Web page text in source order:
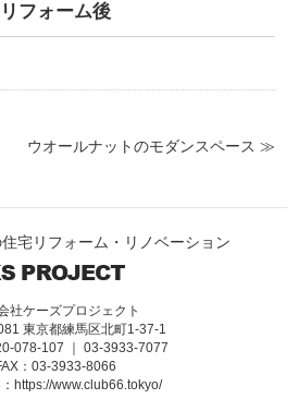
リフォーム後
ウオールナットのモダンスペース ≫
宅リフォーム・リノベーション
社ケーズプロジェクト
東京都練馬区北町1-37-1
078-107 ｜ 03-3933-7077
：03-3933-8066
https://www.club66.tokyo/